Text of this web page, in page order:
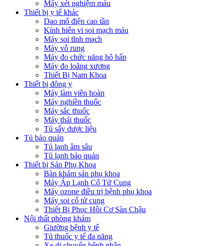
Máy xét nghiệm máu
Thiết bị y tế khác
Dao mổ điện cao tần
Kính hiển vi soi mạch máu
Máy soi tĩnh mạch
Máy vỗ rung
Máy đo chức năng hô hấp
Máy đo loãng xương
Thiết Bị Nam Khoa
Thiết bị đông y
Máy làm viên hoàn
Máy nghiền thuốc
Máy sắc thuốc
Máy thái thuốc
Tủ sấy dược liệu
Tủ bảo quản
Tủ lạnh âm sâu
Tủ lạnh bảo quản
Thiết bị Sản Phụ Khoa
Bàn khám sản phụ khoa
Máy Áp Lạnh Cổ Tử Cung
Máy ozone điều trị bệnh phụ khoa
Máy soi cổ tử cung
Thiết Bị Phục Hồi Cơ Sàn Chậu
Nội thất phòng khám
Giường bệnh y tế
Tủ thuốc y tế đa năng